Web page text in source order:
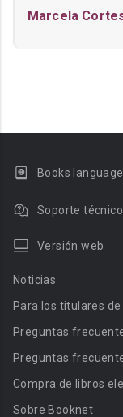
Marcela
Books
Soporte técnico
Versión web
Noticias
Para los titulares
Preguntas
Preguntas
Compra de libros
Sobre Booknet